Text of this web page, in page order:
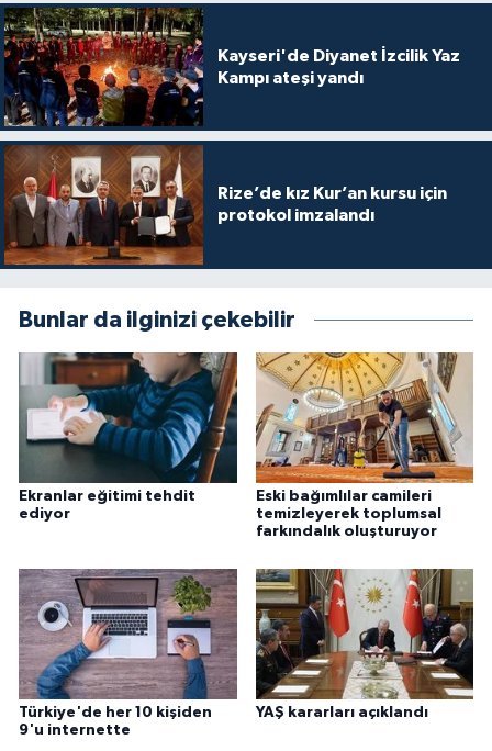
Kayseri'de Diyanet İzcilik Yaz
Kampı ateşi yandı
Rize’de kız Kur’an kursu için
protokol imzalandı
Bunlar da ilginizi çekebilir
Ekranlar eğitimi tehdit
ediyor
Eski bağımlılar camileri
temizleyerek toplumsal
farkındalık oluşturuyor
Türkiye'de her 10 kişiden
9'u internette
YAŞ kararları açıklandı
Isparta Müftülüğü
İstanbul Müftülüğü
İzmir Müftülüğü
Kahramanmaraş Müftülüğü
Karabük Müftülüğü
Kastamonu Müftülüğü
Kayseri Müftülüğü
Kilis Müftülüğü
Kırıkkale Müftülüğü
Kırklareli Müftülüğü
Kırşehir Müftülüğü
Kocaeli Müftülüğü